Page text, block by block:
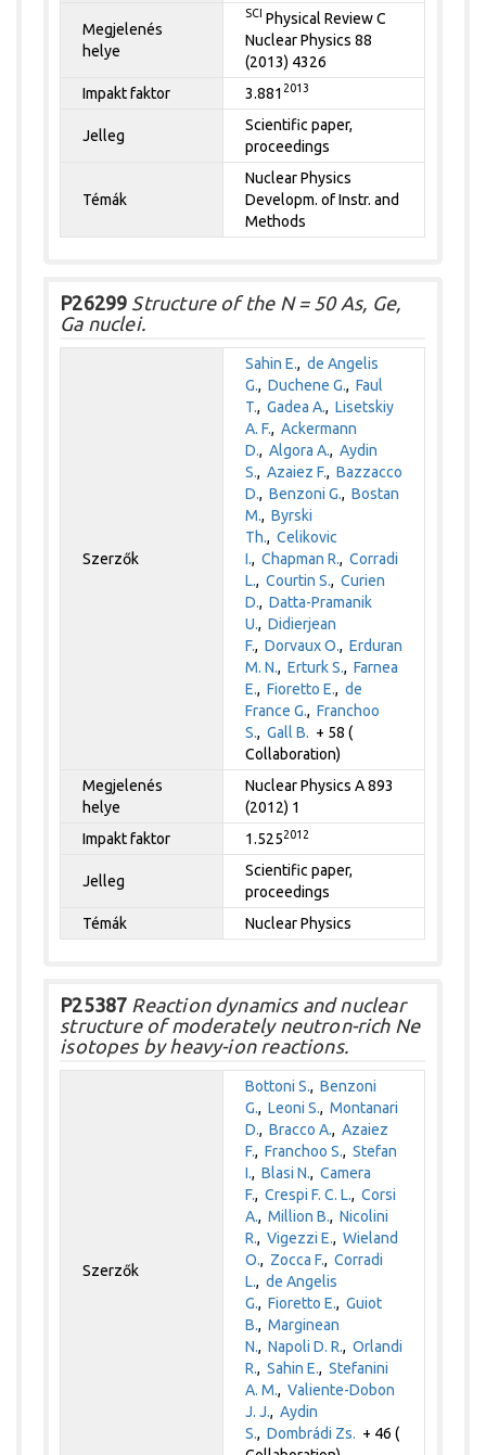
Megjelenés
helye
SCI Physical Review C
Nuclear Physics 88
(2013) 4326
Impakt faktor
3.881 2013
Jelleg
Scientific paper,
proceedings
Témák
Nuclear Physics
Developm. of Instr. and
Methods
P26299 Structure of the N = 50 As, Ge,
Ga nuclei.
Szerzők
Sahin E.,de Angelis
G.,Duchene G.,Faul
T.,Gadea A.,Lisetskiy
A. F.,Ackermann
D.,Algora A.,Aydin
S.,Azaiez F.,Bazzacco
D.,Benzoni G.,Bostan
M.,Byrski
Th.,Celikovic
I.,Chapman R.,Corradi
L.,Courtin S.,Curien
D.,Datta-Pramanik
U.,Didierjean
F.,Dorvaux O.,Erduran
M. N.,Erturk S.,Farnea
E.,Fioretto E.,de
France G.,Franchoo
S.,Gall B. + 58 (
Collaboration)
Megjelenés
helye
Nuclear Physics A 893
(2012) 1
Impakt faktor
1.5252012
Jelleg
Scientific paper,
proceedings
Témák
Nuclear Physics
P25387 Reaction dynamics and nuclear
structure of moderately neutron-rich Ne
isotopes by heavy-ion reactions.
Szerzők
Bottoni S.,Benzoni
G.,Leoni S.,Montanari
D.,Bracco A.,Azaiez
F.,Franchoo S.,Stefan
I.,Blasi N.,Camera
F.,Crespi F. C. L.,Corsi
A.,Million B.,Nicolini
R.,Vigezzi E.,Wieland
O., Zocca F.,Corradi
L.,de Angelis
G.,Fioretto E.,Guiot
B.,Marginean
N.,Napoli D. R.,Orlandi
R.,Sahin E.,Stefanini
A. M.,Valiente-Dobon
J. J.,Aydin
S.,Dombrádi Zs. + 46 (